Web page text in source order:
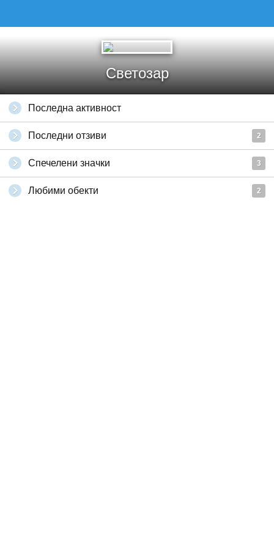
Светозар
Последна активност
Последни отзиви 2
Спечелени значки 3
Любими обекти 2